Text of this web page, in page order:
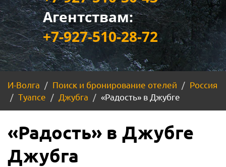
Агентствам:
+7-927-510-28-72
И-Волга Поиск и бронирование отелей
Россия
Туапсе
Джубга «Радость» в Джубге
«Радость» в Джубге
Джубга